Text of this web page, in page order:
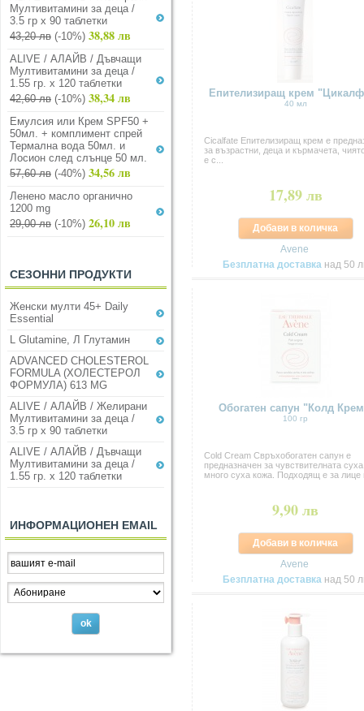
Мултивитамини за деца /
3.5 гр х 90 таблетки
43,20 лв (-10%) 38,88 лв
ALIVE / АЛАЙВ / Дъвчащи
Мултивитамини за деца /
1.55 гр. х 120 таблетки
42,60 лв (-10%) 38,34 лв
Емулсия или Крем SPF50 +
50мл. + комплимент спрей
Термална вода 50мл. и
Лосион след слънце 50 мл.
57,60 лв (-40%) 34,56 лв
Ленено масло органично
1200 mg
29,00 лв (-10%) 26,10 лв
СЕЗОННИ ПРОДУКТИ
Женски мулти 45+ Daily
Essential
L Glutamine, Л Глутамин
ADVANCED CHOLESTEROL
FORMULA (ХОЛЕСТЕРОЛ
ФОРМУЛА) 613 MG
ALIVE / АЛАЙВ / Желирани
Мултивитамини за деца /
3.5 гр х 90 таблетки
ALIVE / АЛАЙВ / Дъвчащи
Мултивитамини за деца /
1.55 гр. х 120 таблетки
ИНФОРМАЦИОНЕН EMAIL
Eпителизиращ крем
40 мл
Cicalfate Епителизиращ крем е
за възрастни, деца и кърмачета,
е с...
17,89 лв
Добави в количка
Avene
Безплатна доставка над 50
Обогатен сапун "Колд
100 гр
Cold Cream Свръхобогатен сапун е
предназначен за чувствителната
много суха кожа. Подходящ е за лице
9,90 лв
Добави в количка
Avene
Безплатна доставка над 50